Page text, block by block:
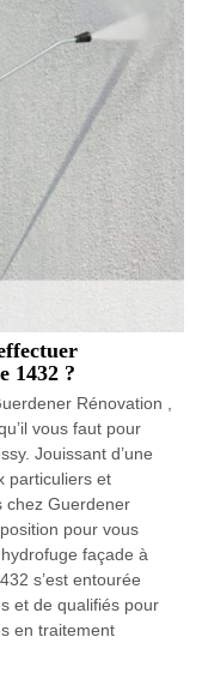
1432 ?
Rénovation ,
vous faut pour
Jouissant d’une
particuliers et
chez Guerdener
pour vous
façade à
s’est entourée
et de qualifiés pour
en traitement